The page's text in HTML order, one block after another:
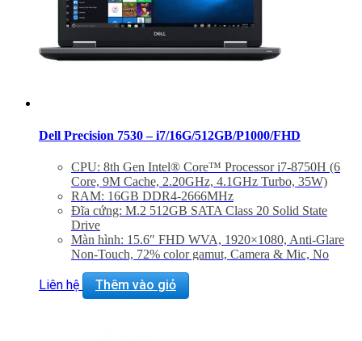
Dell Precision 7530 – i7/16G/512GB/P1000/FHD
CPU: 8th Gen Intel® Core™ Processor i7-8750H (6
Core, 9M Cache, 2.20GHz, 4.1GHz Turbo, 35W)
RAM: 16GB DDR4-2666MHz
Đĩa cứng: M.2 512GB SATA Class 20 Solid State
Drive
Màn hình: 15.6″ FHD WVA, 1920×1080, Anti-Glare
Non-Touch, 72% color gamut, Camera & Mic, No
Card đồ họa: NVIDIA Quadro P1000 w/4GB GDDR5
Liên hệ Thêm vào giỏ